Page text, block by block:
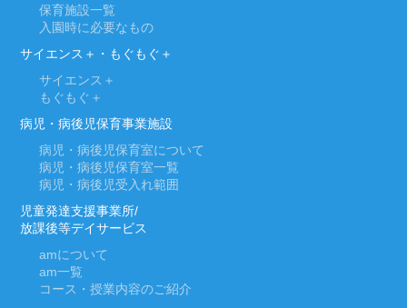
保育施設一覧
入園時に必要なもの
サイエンス＋・もぐもぐ＋
サイエンス＋
もぐもぐ＋
病児・病後児保育事業施設
病児・病後児保育室について
病児・病後児保育室一覧
病児・病後児受入れ範囲
児童発達支援事業所/
放課後等デイサービス
amについて
am一覧
コース・授業内容のご紹介